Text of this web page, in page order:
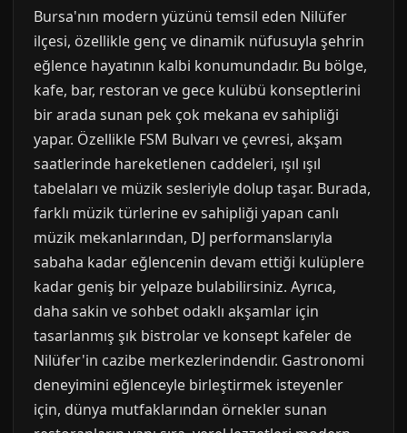
Bursa'nın modern yüzünü temsil eden Nilüfer
ilçesi, özellikle genç ve dinamik nüfusuyla şehrin
eğlence hayatının kalbi konumundadır. Bu bölge,
kafe, bar, restoran ve gece kulübü konseptlerini
bir arada sunan pek çok mekana ev sahipliği
yapar. Özellikle FSM Bulvarı ve çevresi, akşam
saatlerinde hareketlenen caddeleri, ışıl ışıl
tabelaları ve müzik sesleriyle dolup taşar. Burada,
farklı müzik türlerine ev sahipliği yapan canlı
müzik mekanlarından, DJ performanslarıyla
sabaha kadar eğlencenin devam ettiği kulüplere
kadar geniş bir yelpaze bulabilirsiniz. Ayrıca,
daha sakin ve sohbet odaklı akşamlar için
tasarlanmış şık bistrolar ve konsept kafeler de
Nilüfer'in cazibe merkezlerindendir. Gastronomi
deneyimini eğlenceyle birleştirmek isteyenler
için, dünya mutfaklarından örnekler sunan